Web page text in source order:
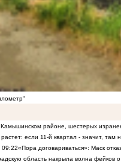
районе, шестерых
растет: если 11-й квартал - значит,
09:22«Пора договариваться»: Маск
область накрыла волна фейков